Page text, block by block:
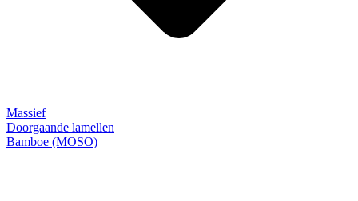
Massief
Doorgaande lamellen
Bamboe (MOSO)